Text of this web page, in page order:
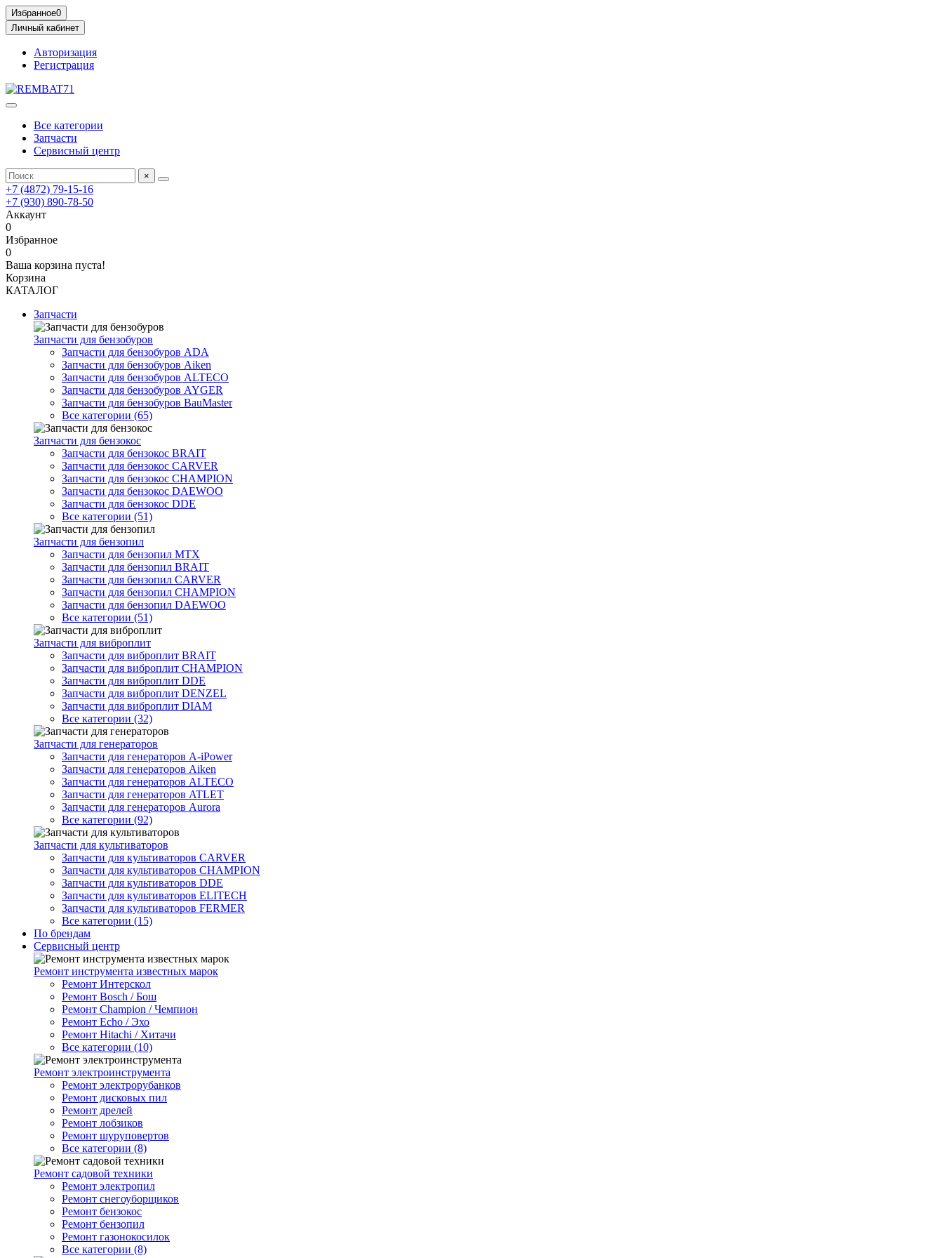
Избранное0
Личный кабинет
Авторизация
Регистрация
Все категории
Запчасти
Сервисный центр
×
+7 (4872) 79-15-16
+7 (930) 890-78-50
Аккаунт
0
Избранное
0
Ваша корзина пуста!
Корзина
КАТАЛОГ
Запчасти
Запчасти для бензобуров
Запчасти для бензобуров ADA
Запчасти для бензобуров Aiken
Запчасти для бензобуров ALTECO
Запчасти для бензобуров AYGER
Запчасти для бензобуров BauMaster
Все категории (65)
Запчасти для бензокос
Запчасти для бензокос BRAIT
Запчасти для бензокос CARVER
Запчасти для бензокос CHAMPION
Запчасти для бензокос DAEWOO
Запчасти для бензокос DDE
Все категории (51)
Запчасти для бензопил
Запчасти для бензопил MTX
Запчасти для бензопил BRAIT
Запчасти для бензопил CARVER
Запчасти для бензопил CHAMPION
Запчасти для бензопил DAEWOO
Все категории (51)
Запчасти для виброплит
Запчасти для виброплит BRAIT
Запчасти для виброплит CHAMPION
Запчасти для виброплит DDE
Запчасти для виброплит DENZEL
Запчасти для виброплит DIAM
Все категории (32)
Запчасти для генераторов
Запчасти для генераторов A-iPower
Запчасти для генераторов Aiken
Запчасти для генераторов ALTECO
Запчасти для генераторов ATLET
Запчасти для генераторов Aurora
Все категории (92)
Запчасти для культиваторов
Запчасти для культиваторов CARVER
Запчасти для культиваторов CHAMPION
Запчасти для культиваторов DDE
Запчасти для культиваторов ELITECH
Запчасти для культиваторов FERMER
Все категории (15)
По брендам
Сервисный центр
Ремонт инструмента известных марок
Ремонт Интерскол
Ремонт Bosch / Бош
Ремонт Champion / Чемпион
Ремонт Echo / Эхо
Ремонт Hitachi / Хитачи
Все категории (10)
Ремонт электроинструмента
Ремонт электрорубанков
Ремонт дисковых пил
Ремонт дрелей
Ремонт лобзиков
Ремонт шуруповертов
Все категории (8)
Ремонт садовой техники
Ремонт электропил
Ремонт снегоуборщиков
Ремонт бензокос
Ремонт бензопил
Ремонт газонокосилок
Все категории (8)